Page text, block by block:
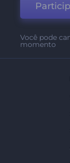
Você pode
momento